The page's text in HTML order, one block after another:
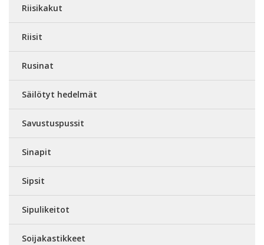
Riisikakut
Riisit
Rusinat
Säilötyt hedelmät
Savustuspussit
Sinapit
Sipsit
Sipulikeitot
Soijakastikkeet